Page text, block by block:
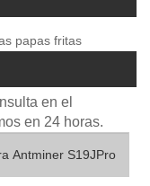
papas fritas
en el
en 24 horas.